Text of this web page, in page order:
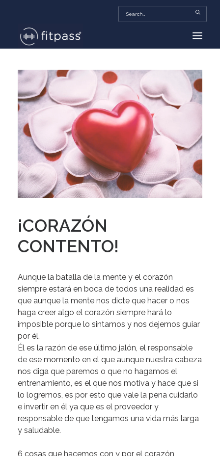
HOME
MEXICO
BEAUTY
FITPASS TV
FITBIZ
TRENDS
MORE…
¡CORAZÓN
CONTENTO!
Aunque la batalla de la mente y el corazón
siempre estará en boca de todos una realidad es
que aunque la mente nos dicte que hacer o nos
haga creer algo el corazón siempre hará lo
imposible porque lo sintamos y nos dejemos guiar
por él.
Él es la razón de ese último jalón, el responsable
de ese momento en el que aunque nuestra cabeza
nos diga que paremos o que no hagamos el
entrenamiento, es el que nos motiva y hace que si
lo logremos, es por esto que vale la pena cuidarlo
e invertir en él ya que es el proveedor y
responsable de que tengamos una vida más larga
y saludable.
6 cosas que hacemos con y por el corazón